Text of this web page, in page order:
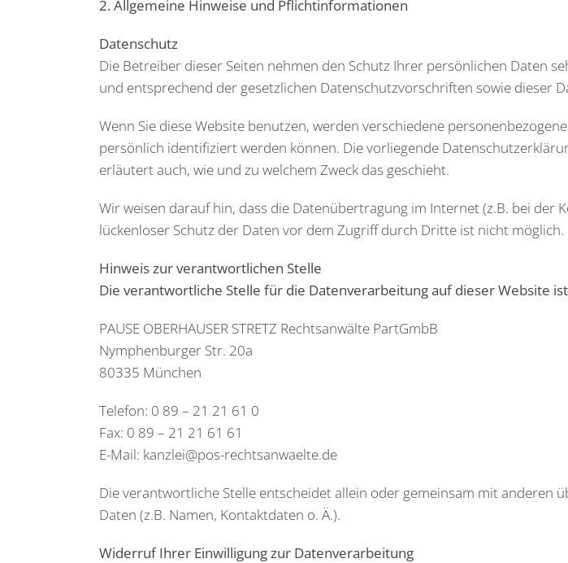
2. Allgemeine Hinweise und Pflichtinformationen
Datenschutz
Die Betreiber dieser Seiten nehmen den Schutz Ihrer persönlichen Daten
und entsprechend der gesetzlichen Datenschutzvorschriften sowie dieser
Wenn Sie diese Website benutzen, werden verschiedene
persönlich identifiziert werden können. Die vorliegende
erläutert auch, wie und zu welchem Zweck das geschieht.
Wir weisen darauf hin, dass die Datenübertragung im Internet (z.B. bei der
lückenloser Schutz der Daten vor dem Zugriff durch Dritte ist nicht möglich.
Hinweis zur verantwortlichen Stelle
Die verantwortliche Stelle für die Datenverarbeitung auf dieser Website
PAUSE OBERHAUSER STRETZ Rechtsanwälte PartGmbB
Nymphenburger Str. 20a
80335 München
Telefon: 0 89 – 21 21 61 0
Fax: 0 89 – 21 21 61 61
E-Mail: kanzlei@pos-rechtsanwaelte.de
Die verantwortliche Stelle entscheidet allein oder gemeinsam mit anderen
Daten (z.B. Namen, Kontaktdaten o. Ä.).
Widerruf Ihrer Einwilligung zur Datenverarbeitung